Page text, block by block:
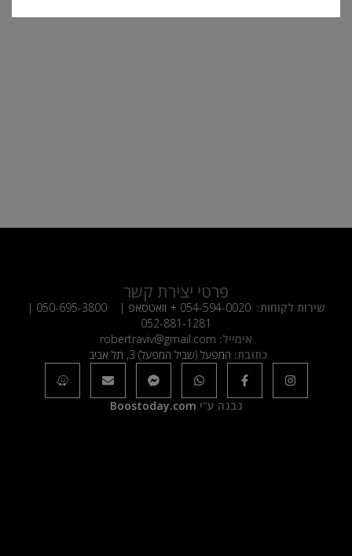
פרטי יצירת קשר
שירות לקוחות: 054-594-0020 + וואטסאפ | 050-695-3800
|
052-881-1281
אימייל: robertraviv@gmail.com
כתובת: המפעל (שביל המפעל) 3, תל אביב
נבנה ע"י Boostoday.com